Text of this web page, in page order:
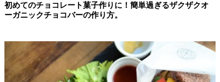
初めてのチョコレート菓子作りに！簡単過ぎるザクザクオ
ーガニックチョコバーの作り方。